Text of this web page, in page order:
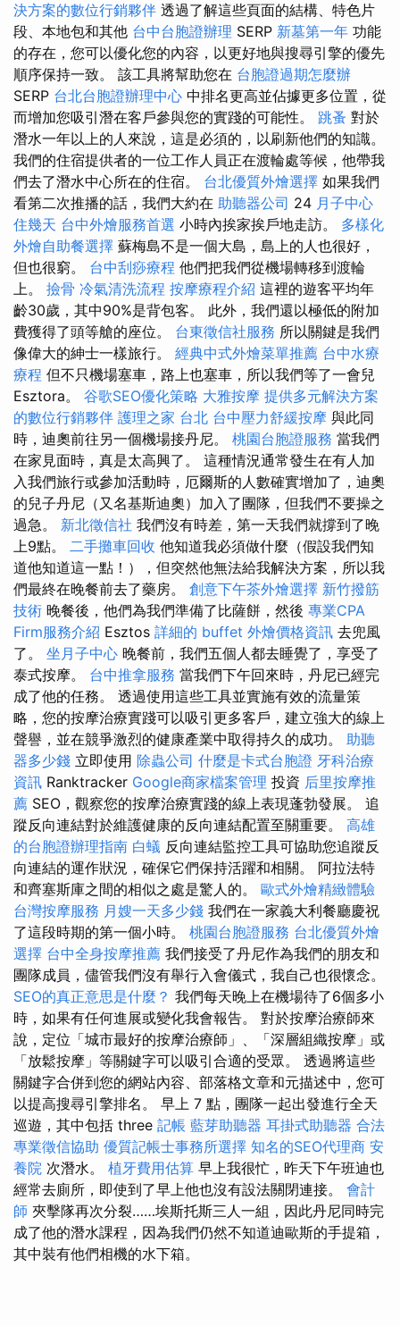
決方案的數位行銷夥伴 透過了解這些頁面的結構、特色片
段、本地包和其他 台中台胞證辦理 SERP 新墓第一年 功能
的存在，您可以優化您的內容，以更好地與搜尋引擎的優先
順序保持一致。 該工具將幫助您在 台胞證過期怎麼辦
SERP 台北台胞證辦理中心 中排名更高並佔據更多位置，從
而增加您吸引潛在客戶參與您的實踐的可能性。 跳蚤 對於
潛水一年以上的人來說，這是必須的，以刷新他們的知識。
我們的住宿提供者的一位工作人員正在渡輪處等候，他帶我
們去了潛水中心所在的住宿。 台北優質外燴選擇 如果我們
看第二次推播的話，我們大約在 助聽器公司 24 月子中心
住幾天 台中外燴服務首選 小時內挨家挨戶地走訪。 多樣化
外燴自助餐選擇 蘇梅島不是一個大島，島上的人也很好，
但也很窮。 台中刮痧療程 他們把我們從機場轉移到渡輪
上。 撿骨 冷氣清洗流程 按摩療程介紹 這裡的遊客平均年
齡30歲，其中90%是背包客。 此外，我們還以極低的附加
費獲得了頭等艙的座位。 台東徵信社服務 所以關鍵是我們
像偉大的紳士一樣旅行。 經典中式外燴菜單推薦 台中水療
療程 但不只機場塞車，路上也塞車，所以我們等了一會兒
Esztora。 谷歌SEO優化策略 大雅按摩 提供多元解決方案
的數位行銷夥伴 護理之家 台北 台中壓力舒緩按摩 與此同
時，迪奧前往另一個機場接丹尼。 桃園台胞證服務 當我們
在家見面時，真是太高興了。 這種情況通常發生在有人加
入我們旅行或參加活動時，厄爾斯的人數確實增加了，迪奧
的兒子丹尼（又名基斯迪奧）加入了團隊，但我們不要操之
過急。 新北徵信社 我們沒有時差，第一天我們就撐到了晚
上9點。 二手攤車回收 他知道我必須做什麼（假設我們知
道他知道這一點！），但突然他無法給我解決方案，所以我
們最終在晚餐前去了藥房。 創意下午茶外燴選擇 新竹撥筋
技術 晚餐後，他們為我們準備了比薩餅，然後 專業CPA
Firm服務介紹 Esztos 詳細的 buffet 外燴價格資訊 去兜風
了。 坐月子中心 晚餐前，我們五個人都去睡覺了，享受了
泰式按摩。 台中推拿服務 當我們下午回來時，丹尼已經完
成了他的任務。 透過使用這些工具並實施有效的流量策
略，您的按摩治療實踐可以吸引更多客戶，建立強大的線上
聲譽，並在競爭激烈的健康產業中取得持久的成功。 助聽
器多少錢 立即使用 除蟲公司 什麼是卡式台胞證 牙科治療
資訊 Ranktracker Google商家檔案管理 投資 后里按摩推
薦 SEO，觀察您的按摩治療實踐的線上表現蓬勃發展。 追
蹤反向連結對於維護健康的反向連結配置至關重要。 高雄
的台胞證辦理指南 白蟻 反向連結監控工具可協助您追蹤反
向連結的運作狀況，確保它們保持活躍和相關。 阿拉法特
和齊塞斯庫之間的相似之處是驚人的。 歐式外燴精緻體驗
台灣按摩服務 月嫂一天多少錢 我們在一家義大利餐廳慶祝
了這段時期的第一個小時。 桃園台胞證服務 台北優質外燴
選擇 台中全身按摩推薦 我們接受了丹尼作為我們的朋友和
團隊成員，儘管我們沒有舉行入會儀式，我自己也很懷念。
SEO的真正意思是什麼？ 我們每天晚上在機場待了6個多小
時，如果有任何進展或變化我會報告。 對於按摩治療師來
說，定位「城市最好的按摩治療師」、「深層組織按摩」或
「放鬆按摩」等關鍵字可以吸引合適的受眾。 透過將這些
關鍵字合併到您的網站內容、部落格文章和元描述中，您可
以提高搜尋引擎排名。 早上 7 點，團隊一起出發進行全天
巡遊，其中包括 three 記帳 藍芽助聽器 耳掛式助聽器 合法
專業徵信協助 優質記帳士事務所選擇 知名的SEO代理商 安
養院 次潛水。 植牙費用估算 早上我很忙，昨天下午班迪也
經常去廁所，即使到了早上他也沒有設法關閉連接。 會計
師 夾擊隊再次分裂……埃斯托斯三人一組，因此丹尼同時完
成了他的潛水課程，因為我們仍然不知道迪歐斯的手提箱，
其中裝有他們相機的水下箱。